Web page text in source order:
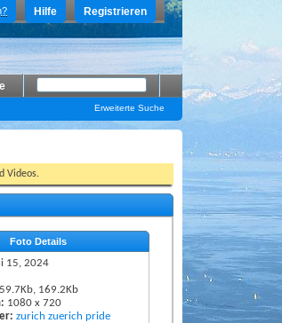
Registrieren
Hilfe
Erweiterte Suche
Videos.
Foto Details
15, 2024
169.2Kb
1080 x 720
zurich zuerich pride